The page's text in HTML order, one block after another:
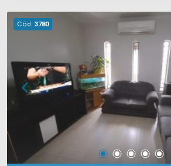
agende a sua visita!! WhatsApp e
(19) 3475-4546 ARBIX IMÓVEIS - Presente em
Cód. 3780